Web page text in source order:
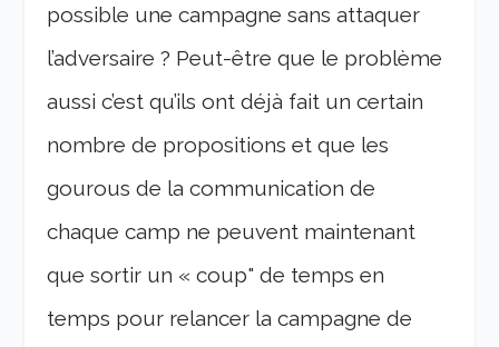
possible une campagne sans attaquer
l’adversaire ? Peut-être que le problème
aussi c’est qu’ils ont déjà fait un certain
nombre de propositions et que les
gourous de la communication de
chaque camp ne peuvent maintenant
que sortir un « coup" de temps en
temps pour relancer la campagne de